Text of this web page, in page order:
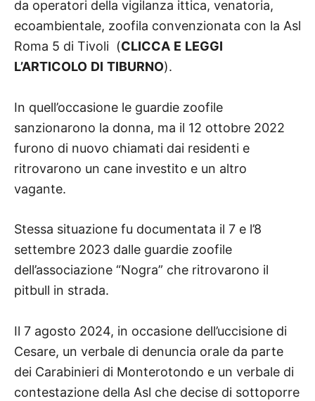
da operatori della vigilanza ittica, venatoria,
ecoambientale, zoofila convenzionata con la Asl
Roma 5 di Tivoli (CLICCA E LEGGI
L’ARTICOLO DI TIBURNO).
In quell’occasione le guardie zoofile
sanzionarono la donna, ma il 12 ottobre 2022
furono di nuovo chiamati dai residenti e
ritrovarono un cane investito e un altro
vagante.
Stessa situazione fu documentata il 7 e l’8
settembre 2023 dalle guardie zoofile
dell’associazione “Nogra” che ritrovarono il
pitbull in strada.
Il 7 agosto 2024, in occasione dell’uccisione di
Cesare, un verbale di denuncia orale da parte
dei Carabinieri di Monterotondo e un verbale di
contestazione della Asl che decise di sottoporre